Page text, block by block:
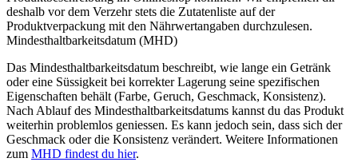
deshalb vor dem Verzehr stets die Zutatenliste auf der
Produktverpackung mit den Nährwertangaben durchzulesen.
Mindesthaltbarkeitsdatum (MHD)
Das Mindesthaltbarkeitsdatum beschreibt, wie lange ein Getränk
oder eine Süssigkeit bei korrekter Lagerung seine spezifischen
Eigenschaften behält (Farbe, Geruch, Geschmack, Konsistenz).
Nach Ablauf des Mindesthaltbarkeitsdatums kannst du das Produkt
weiterhin problemlos geniessen. Es kann jedoch sein, dass sich der
Geschmack oder die Konsistenz verändert. Weitere Informationen
zum MHD findest du hier.